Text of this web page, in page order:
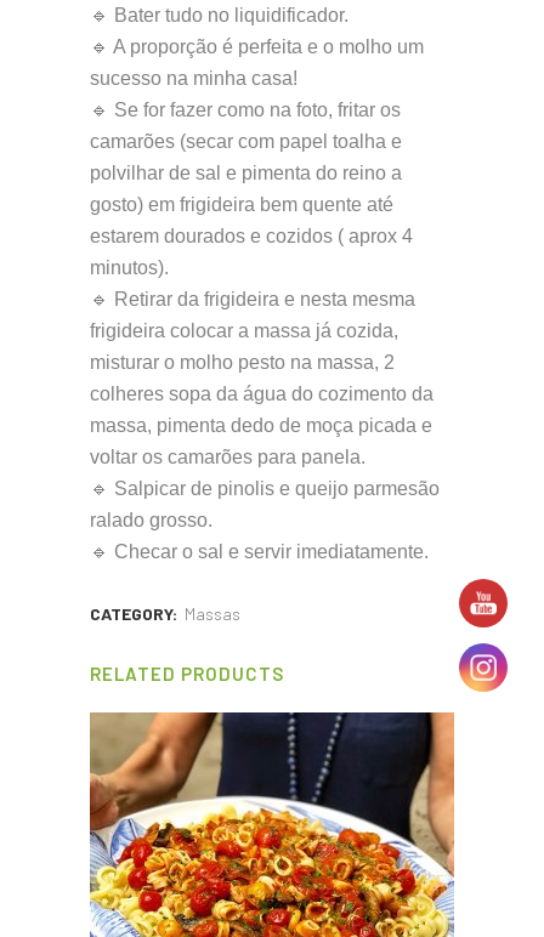
🔹 Bater tudo no liquidificador.
🔹 A proporção é perfeita e o molho um
sucesso na minha casa!
🔹 Se for fazer como na foto, fritar os
camarões (secar com papel toalha e
polvilhar de sal e pimenta do reino a
gosto) em frigideira bem quente até
estarem dourados e cozidos ( aprox 4
minutos).
🔹 Retirar da frigideira e nesta mesma
frigideira colocar a massa já cozida,
misturar o molho pesto na massa, 2
colheres sopa da água do cozimento da
massa, pimenta dedo de moça picada e
voltar os camarões para panela.
🔹 Salpicar de pinolis e queijo parmesão
ralado grosso.
🔹 Checar o sal e servir imediatamente.
CATEGORY: Massas
RELATED PRODUCTS